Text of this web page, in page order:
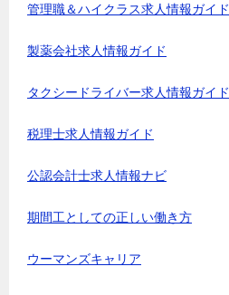
管理職＆ハイクラス求人情報ガイド
製薬会社求人情報ガイド
タクシードライバー求人情報ガイド
税理士求人情報ガイド
公認会計士求人情報ナビ
期間工としての正しい働き方
ウーマンズキャリア